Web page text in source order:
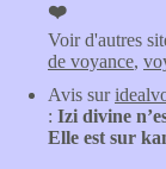
❤️
Voir d'autres
de voyance,
Avis sur
: Izi divine
Elle est sur